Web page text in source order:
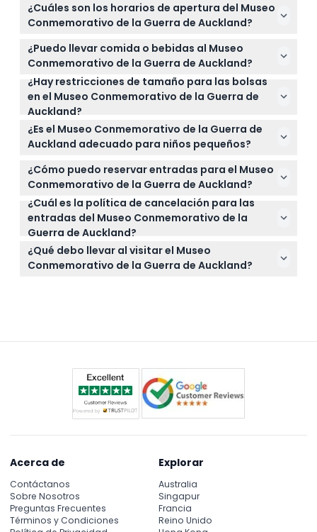
¿Cuáles son los horarios de apertura del Museo
Conmemorativo de la Guerra de Auckland?
El Museo Conmemorativo de la Guerra de Auckland
está abierto todos los días de 10:00 a.m. a 5:00 p.m.,
(sujeto a cambios — por favor confirme al
momento de la reserva).
¿Puedo llevar comida o bebidas al Museo
Conmemorativo de la Guerra de Auckland?
No, no se permite comer ni beber dentro de las
galerías del museo para proteger las exhibiciones.
¿Hay restricciones de tamaño para las bolsas
en el Museo Conmemorativo de la Guerra de
Auckland?
Sí, no se permiten bolsas grandes, mochilas de más
de 40 cm x 15 cm x 35 cm, trípodes ni cascos de
motocicleta dentro del museo.
¿Es el Museo Conmemorativo de la Guerra de
Auckland adecuado para niños pequeños?
El museo da la bienvenida a visitantes de todas las
edades; los niños de 0 a 4 años entran gratis,
mayores de 16 años pagan tarifa de adulto.
¿Cómo puedo reservar entradas para el Museo
Conmemorativo de la Guerra de Auckland?
Puede reservar sus entradas fácilmente en línea
aquí mismo en este sitio web, asegurando la fecha
y hora que prefiera.
¿Cuál es la política de cancelación para las
entradas del Museo Conmemorativo de la
Guerra de Auckland?
Las entradas no son reembolsables y no pueden ser
canceladas, así que asegúrese de elegir bien la
¿Qué debo llevar al visitar el Museo
Conmemorativo de la Guerra de Auckland?
Acerca de
Contáctanos
Sobre Nosotros
Preguntas Frecuentes
Términos y Condiciones
Explorar
Australia
Singapur
Francia
Reino Unido